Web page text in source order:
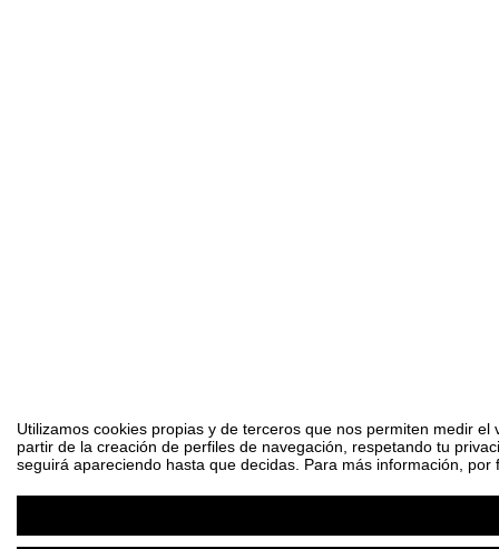
Utilizamos cookies propias y de terceros que nos permiten medir
partir de la creación de perfiles de navegación, respetando tu
seguirá apareciendo hasta que decidas. Para más información,